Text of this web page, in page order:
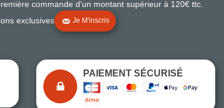
commande d'un montant supérieur à 120€ ttc.
exclusives
Je M'inscris
PAIEMENT SÉCURISÉ